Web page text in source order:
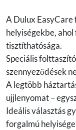
A Dulux EasyCare
helyiségekbe,
tisztíthatósága.
Speciális
szennyeződések
A legtöbb
ujjlenyomat –
Ideális választás
forgalmú